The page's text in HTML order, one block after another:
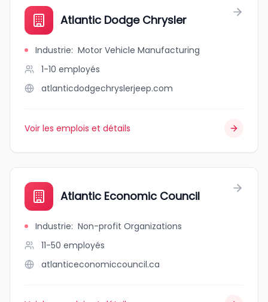
Atlantic Dodge Chrysler
Industrie: Motor Vehicle Manufacturing
1-10 employés
atlanticdodgechryslerjeep.com
Voir les emplois et détails
Atlantic Economic Council
Industrie: Non-profit Organizations
11-50 employés
atlanticeconomiccouncil.ca